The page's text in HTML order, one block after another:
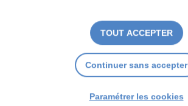
TOUT ACCEPTER
Continuer sans accepter
Paramétrer les cookies